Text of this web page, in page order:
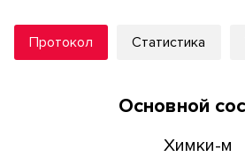
Протокол Статистика
Основной
Химки-м